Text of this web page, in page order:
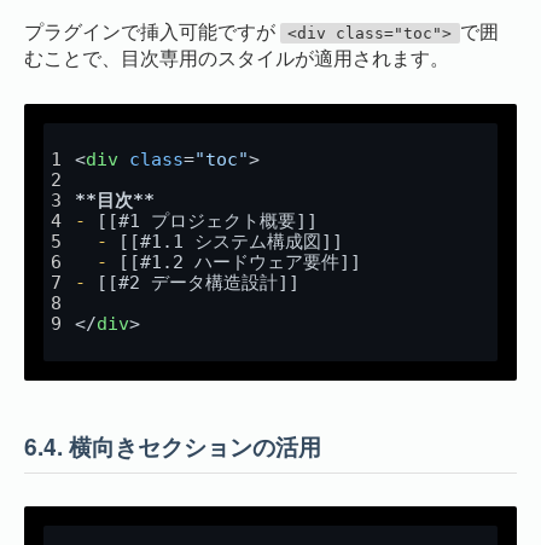
プラグインで挿入可能ですが <div class="toc"> で囲
むことで、目次専用のスタイルが適用されます。
<div class="toc">
**目次**
-
[[#1 プロジェクト概要]]
  -
[[#1.1 システム構成図]]
  -
[[#1.2 ハードウェア要件]]
-
[[#2 データ構造設計]]
</div>
6.4. 横向きセクションの活用